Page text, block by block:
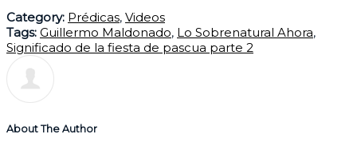
Category: Prédicas, Videos
Tags: Guillermo Maldonado, Lo Sobrenatural Ahora,
Significado de la fiesta de pascua parte 2
About The Author